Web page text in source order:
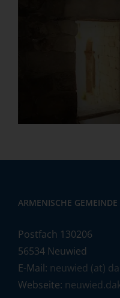
ARMENISCHE
Postfach 130206
56534 Neuwied
E-Mail: neuwied (at)
Webseite: